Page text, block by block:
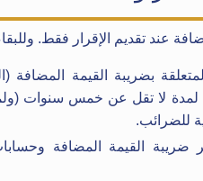
عند تقديم الإقرار فقط.
بضريبة القيمة المضافة
لمدة لا تقل عن خمس سنوات
للضرائب.
ضريبة القيمة المضافة